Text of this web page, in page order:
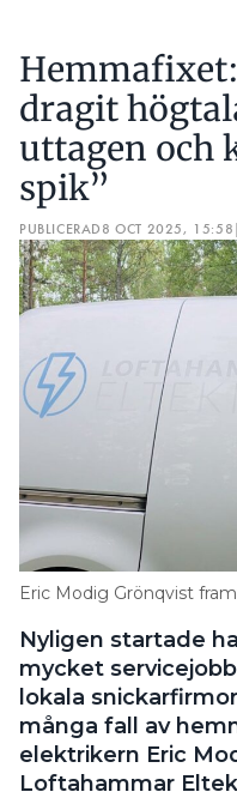
dragit
uttagen och
spik”
PUBLICERAD8 OCT 2025, 15:58
Eric Modig Grönqvist
Nyligen startade
mycket
lokala
många fall av
elektrikern Eric
Loftahammar